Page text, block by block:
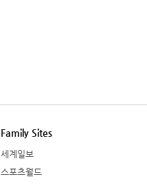
Family Sites
세계일보
스포츠월드